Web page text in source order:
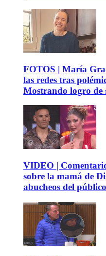
FOTOS | María
las redes tras
Mostrando logro de
VIDEO |
sobre la mamá de
abucheos del